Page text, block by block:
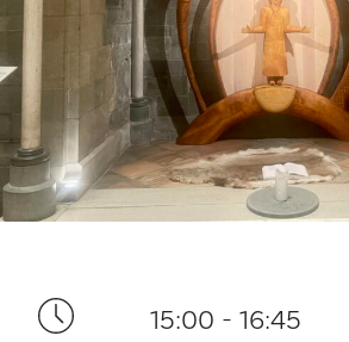
Ditt besøk
15:00 - 16:45